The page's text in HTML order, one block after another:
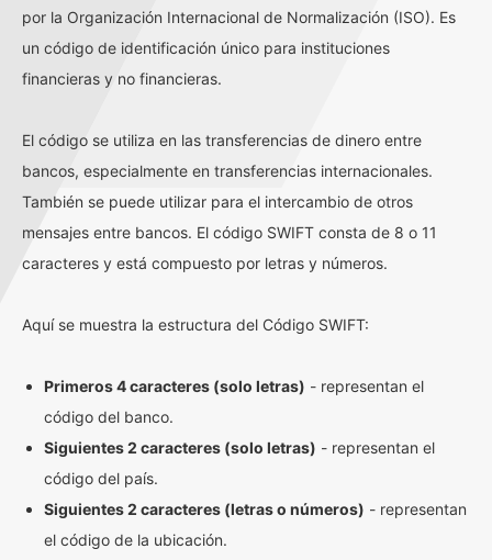
por la Organización Internacional de Normalización (ISO). Es
un código de identificación único para instituciones
financieras y no financieras.
El código se utiliza en las transferencias de dinero entre
bancos, especialmente en transferencias internacionales.
También se puede utilizar para el intercambio de otros
mensajes entre bancos. El código SWIFT consta de 8 o 11
caracteres y está compuesto por letras y números.
Aquí se muestra la estructura del Código SWIFT:
Primeros 4 caracteres (solo letras) - representan el
código del banco.
Siguientes 2 caracteres (solo letras) - representan el
código del país.
Siguientes 2 caracteres (letras o números) - representan
el código de la ubicación.